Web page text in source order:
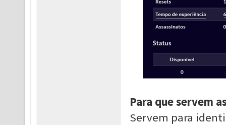
Para que servem
Servem para